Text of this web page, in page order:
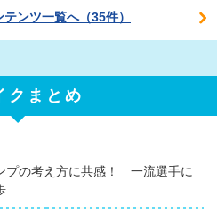
テンツ一覧へ（35件）
クまとめ
プの考え方に共感！ 一流選手に